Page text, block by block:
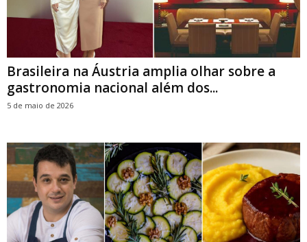
Brasileira na Áustria amplia olhar sobre a
gastronomia nacional além dos...
5 de maio de 2026